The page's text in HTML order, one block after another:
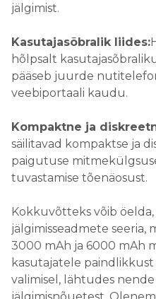
jälgimist.
Kasutajasõbralik liides:
hõlpsalt
pääseb juurde
veebiportaali kaudu.
Kompaktne ja
säilitavad kompaktse ja
paigutuse
tuvastamise tõenäosust.
Kokkuvõtteks võib
jälgimisseadmete seeria,
3000 mAh ja 6000 mAh
kasutajatele paindlikkust
valimisel, lähtudes